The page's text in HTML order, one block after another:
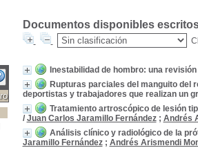
Documentos disponibles
Inestabilidad de hombro: una
Rupturas parciales del manguito del
deportistas y trabajadores que realizan un
Tratamiento artroscópico de lesión
/ Juan Carlos Jaramillo Fernández; Andrés
Análisis clínico y radiológico de la
Jaramillo Fernández; Andrés Arismendi